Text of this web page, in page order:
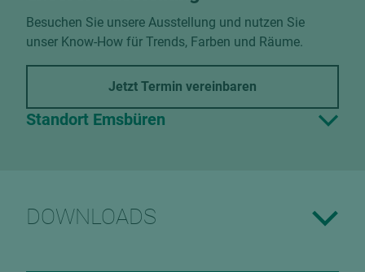
Besuchen Sie unsere Ausstellung und nutzen Sie
unser Know-How für Trends, Farben und Räume.
Jetzt Termin vereinbaren
Standort Emsbüren
DOWNLOADS